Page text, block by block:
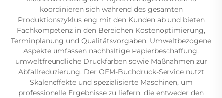
koordinieren sich während des gesamten
Produktionszyklus eng mit den Kunden ab und bieten
Fachkompetenz in den Bereichen Kostenoptimierung,
Terminplanung und Qualitätsvorgaben. Umweltbezogene
Aspekte umfassen nachhaltige Papierbeschaffung,
umweltfreundliche Druckfarben sowie Maßnahmen zur
Abfallreduzierung. Der OEM-Buchdruck-Service nutzt
Skaleneffekte und spezialisierte Maschinen, um
professionelle Ergebnisse zu liefern, die entweder den